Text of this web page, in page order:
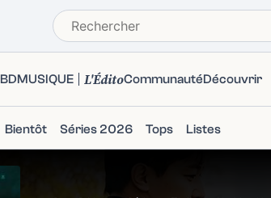
BDMUSIQUE L'ÉditoCommunautéDécouvrir
Bientôt Séries 2026 Tops Listes